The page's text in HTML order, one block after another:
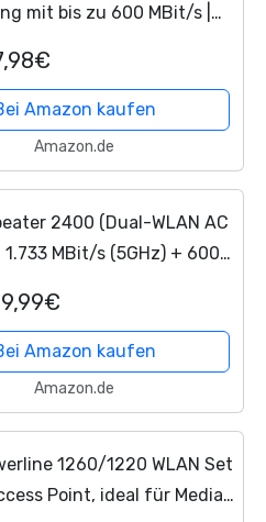
mit bis zu 600 MBit/s |
WLAN Mesh | einfache
| höchster...
Amazon kaufen
Amazon.de
2400 (Dual-WLAN AC
1.733 MBit/s (5GHz) + 600
Version)
Amazon kaufen
Amazon.de
1260/1220 WLAN Set
Point, ideal für Media-